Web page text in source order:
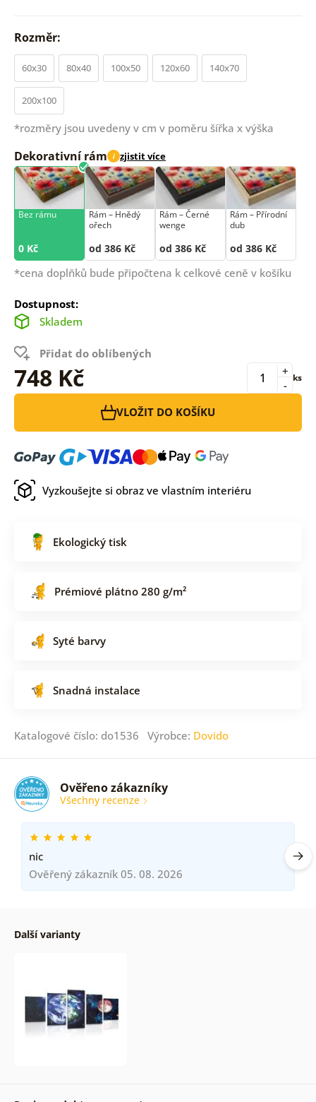
Rozměr:
60x30 80x40 100x50 120x60 140x70
200x100
*rozměry jsou uvedeny v cm v poměru šířka x výška
Dekorativní rám i zjistit více
Bez rámu
0 Kč
Rám –⁠⁠⁠⁠⁠⁠ Hnědý
ořech
od 386 Kč
Rám –⁠⁠⁠⁠⁠⁠ Černé
wenge
od 386 Kč
Rám –⁠⁠⁠⁠⁠⁠ Přírodní
dub
od 386 Kč
*cena doplňků bude připočtena k celkové ceně v košíku
Dostupnost:
Skladem
Přidat do oblíbených
748 Kč -
+ ks
VLOŽIT DO KOŠÍKU
Vyzkoušejte si obraz ve vlastním interiéru
Ekologický tisk
Prémiové plátno 280 g/m²
Syté barvy
Snadná instalace
Katalogové číslo: do1536 Výrobce: Dovido
Ověřeno zákazníky
Všechny recenze
nic
Ověřený zákazník 05. 08. 2026
Další varianty